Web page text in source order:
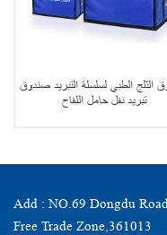
الثلج الطبي لسلسلة التبريد صندوق
تبريد نقل حامل اللقاح
Add : NO.69 Dongdu
Free Trade Zone,361013